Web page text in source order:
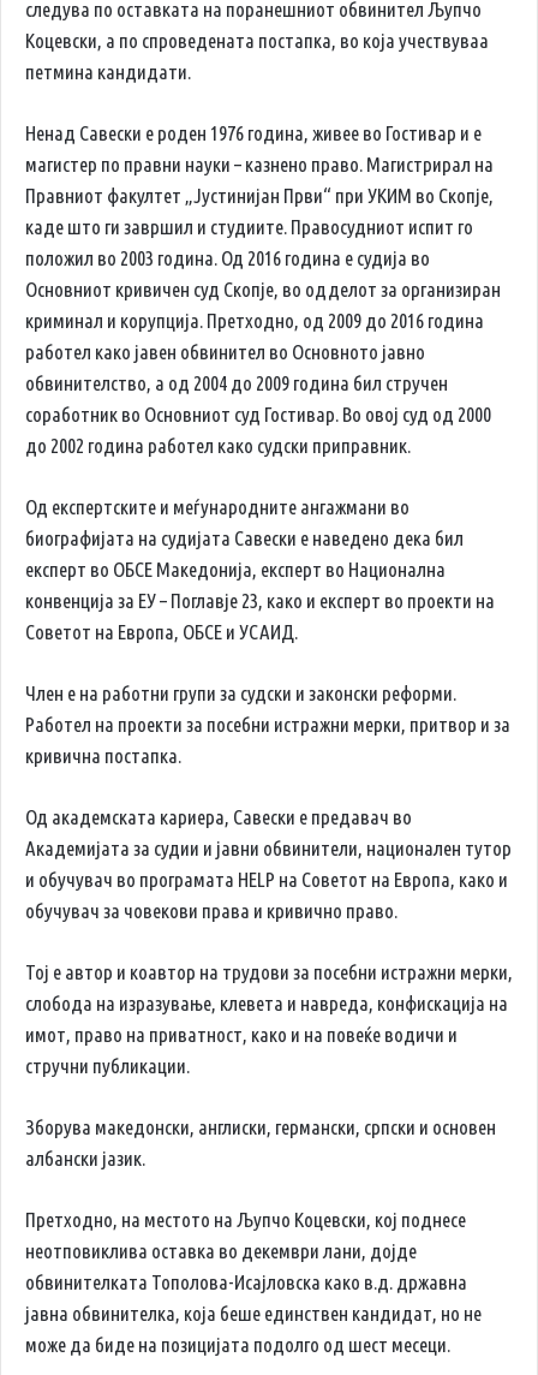
следува по оставката на поранешниот обвинител Љупчо
Коцевски, а по спроведената постапка, во која учествуваа
петмина кандидати.
Ненад Савески е роден 1976 година, живее во Гостивар и е
магистер по правни науки – казнено право. Магистрирал на
Правниот факултет „Јустинијан Први“ при УКИМ во Скопје,
каде што ги завршил и студиите. Правосудниот испит го
положил во 2003 година. Од 2016 година е судија во
Основниот кривичен суд Скопје, во одделот за организиран
криминал и корупција. Претходно, од 2009 до 2016 година
работел како јавен обвинител во Основното јавно
обвинителство, а од 2004 до 2009 година бил стручен
соработник во Основниот суд Гостивар. Во овој суд од 2000
до 2002 година работел како судски приправник.
Од експертските и меѓународните ангажмани во
биографијата на судијата Савески е наведено дека бил
експерт во ОБСЕ Македонија, експерт во Национална
конвенција за ЕУ – Поглавје 23, како и експерт во проекти на
Советот на Европа, ОБСЕ и УСАИД.
Член е на работни групи за судски и законски реформи.
Работел на проекти за посебни истражни мерки, притвор и за
кривична постапка.
Од академската кариера, Савески е предавач во
Академијата за судии и јавни обвинители, национален тутор
и обучувач во програмата HELP на Советот на Европа, како и
обучувач за човекови права и кривично право.
Тој е автор и коавтор на трудови за посебни истражни мерки,
слобода на изразување, клевета и навреда, конфискација на
имот, право на приватност, како и на повеќе водичи и
стручни публикации.
Зборува македонски, англиски, германски, српски и основен
албански јазик.
Претходно, на местото на Љупчо Коцевски, кој поднесе
неотповиклива оставка во декември лани, дојде
обвинителката Тополова-Исајловска како в.д. државна
јавна обвинителка, која беше единствен кандидат, но не
може да биде на позицијата подолго од шест месеци.